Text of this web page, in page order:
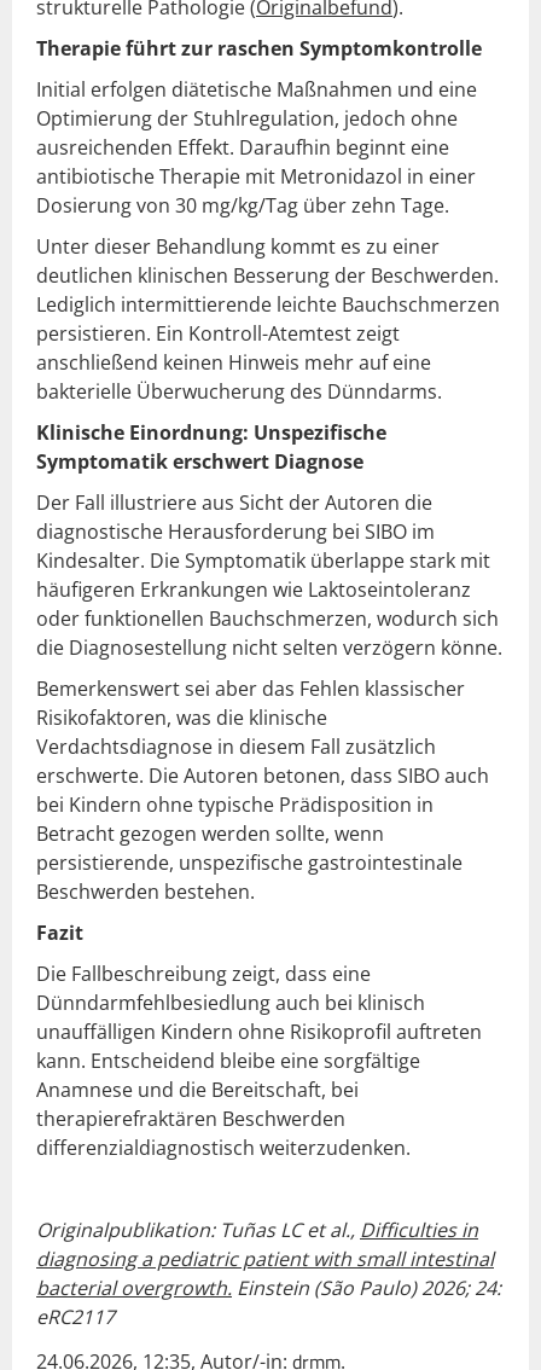
strukturelle Pathologie (Originalbefund).
Therapie führt zur raschen Symptomkontrolle
Initial erfolgen diätetische Maßnahmen und eine
Optimierung der Stuhlregulation, jedoch ohne
ausreichenden Effekt. Daraufhin beginnt eine
antibiotische Therapie mit Metronidazol in einer
Dosierung von 30 mg/kg/Tag über zehn Tage.
Unter dieser Behandlung kommt es zu einer
deutlichen klinischen Besserung der Beschwerden.
Lediglich intermittierende leichte Bauchschmerzen
persistieren. Ein Kontroll-Atemtest zeigt
anschließend keinen Hinweis mehr auf eine
bakterielle Überwucherung des Dünndarms.
Klinische Einordnung: Unspezifische
Symptomatik erschwert Diagnose
Der Fall illustriere aus Sicht der Autoren die
diagnostische Herausforderung bei SIBO im
Kindesalter. Die Symptomatik überlappe stark mit
häufigeren Erkrankungen wie Laktoseintoleranz
oder funktionellen Bauchschmerzen, wodurch sich
die Diagnosestellung nicht selten verzögern könne.
Bemerkenswert sei aber das Fehlen klassischer
Risikofaktoren, was die klinische
Verdachtsdiagnose in diesem Fall zusätzlich
erschwerte. Die Autoren betonen, dass SIBO auch
bei Kindern ohne typische Prädisposition in
Betracht gezogen werden sollte, wenn
persistierende, unspezifische gastrointestinale
Beschwerden bestehen.
Fazit
Die Fallbeschreibung zeigt, dass eine
Dünndarmfehlbesiedlung auch bei klinisch
unauffälligen Kindern ohne Risikoprofil auftreten
kann. Entscheidend bleibe eine sorgfältige
Anamnese und die Bereitschaft, bei
therapierefraktären Beschwerden
differenzialdiagnostisch weiterzudenken.
Originalpublikation: Tuñas LC et al., Difficulties in
diagnosing a pediatric patient with small intestinal
bacterial overgrowth. Einstein (São Paulo) 2026; 24:
eRC2117
24.06.2026, 12:35, Autor/-in: drmm.